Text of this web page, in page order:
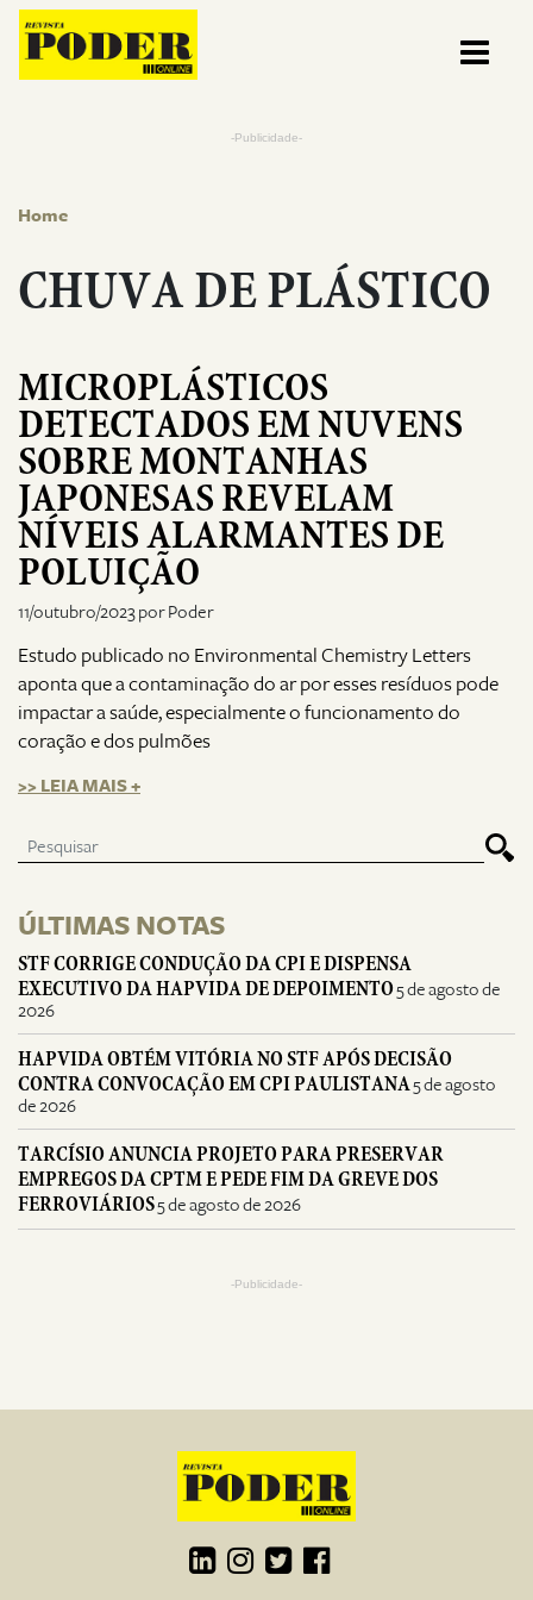
Pular para o conteúdo
-Publicidade-
Home
CHUVA DE PLÁSTICO
MICROPLÁSTICOS
DETECTADOS EM NUVENS
SOBRE MONTANHAS
JAPONESAS REVELAM
NÍVEIS ALARMANTES DE
POLUIÇÃO
11/outubro/2023 por Poder
Estudo publicado no Environmental Chemistry Letters
aponta que a contaminação do ar por esses resíduos pode
impactar a saúde, especialmente o funcionamento do
coração e dos pulmões
>> LEIA MAIS +
ÚLTIMAS NOTAS
STF CORRIGE CONDUÇÃO DA CPI E DISPENSA
EXECUTIVO DA HAPVIDA DE DEPOIMENTO5 de agosto de
2026
HAPVIDA OBTÉM VITÓRIA NO STF APÓS DECISÃO
CONTRA CONVOCAÇÃO EM CPI PAULISTANA5 de agosto
de 2026
TARCÍSIO ANUNCIA PROJETO PARA PRESERVAR
EMPREGOS DA CPTM E PEDE FIM DA GREVE DOS
FERROVIÁRIOS5 de agosto de 2026
-Publicidade-